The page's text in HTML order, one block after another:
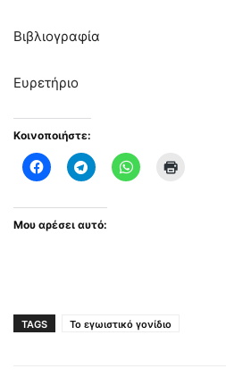
Βιβλιογραφία
Ευρετήριο
Κοινοποιήστε:
Μου αρέσει αυτό:
TAGS Το εγωιστικό γονίδιο